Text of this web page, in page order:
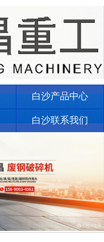
白沙产品中心
白沙联系我们